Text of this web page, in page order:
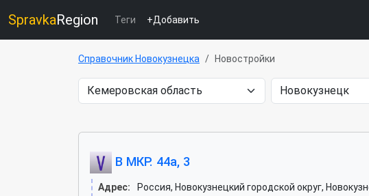
SpravkaRegion Теги +Добавить
Справочник Новокузнецка Новостройки
В МКР. 44а, 3
Адрес:
Россия, Новокузнецкий городской округ,